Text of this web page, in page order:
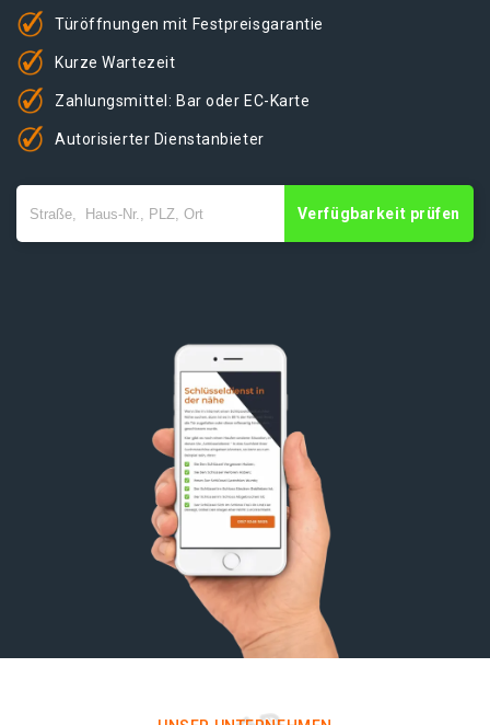
Türöffnungen mit Festpreisgarantie
Kurze Wartezeit
Zahlungsmittel: Bar oder EC-Karte
Autorisierter Dienstanbieter
Verfügbarkeit prüfen